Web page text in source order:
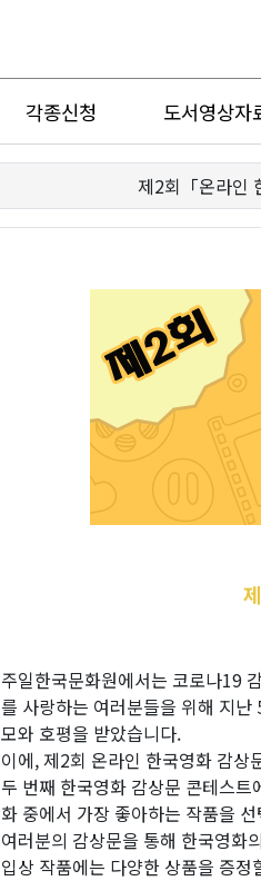
각종신청 도서영상자
제2회「온라인
주일한국문화원에서는 코로나19
를 사랑하는 여러분들을 위해 지
모와 호평을 받았습니다.
이에, 제2회 온라인 한국영화 감상
두 번째 한국영화 감상문 콘테스
화 중에서 가장 좋아하는 작품을
여러분의 감상문을 통해 한국영화
입상 작품에는 다양한 상품을 증